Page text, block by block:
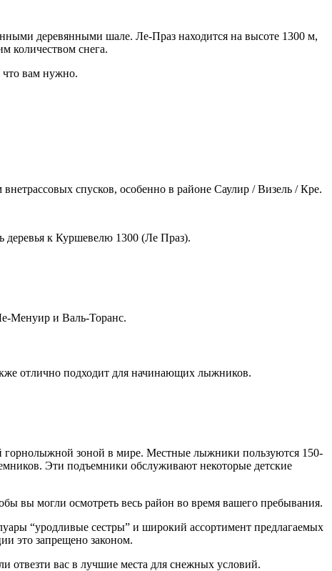
деревянными шале. Ле-Праз находится на высоте 1300 м,
количеством снега.
что вам нужно.
спусков, особенно в районе Саулир / Визель / Кре.
к Куршевелю 1300 (Ле Праз).
Менуир и Валь-Торанс.
отлично подходит для начинающих лыжников.
горнолыжной зоной в мире. Местные лыжники пользуются 150-
Эти подъемники обслуживают некоторые детские
вы могли осмотреть весь район во время вашего пребывания.
“уродливые сестры” и широкий ассортимент предлагаемых
это запрещено законом.
отвезти вас в лучшие места для снежных условий.